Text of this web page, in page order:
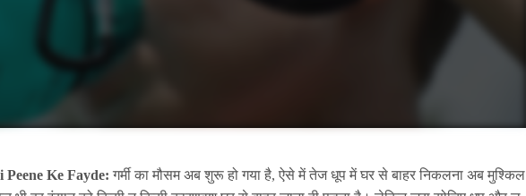
Peene Ke Fayde:गर्मी का मौसम अब शुरू हो गया है, ऐसे में तेज धूप में घर से बाहर निकलना अब मुश्किल